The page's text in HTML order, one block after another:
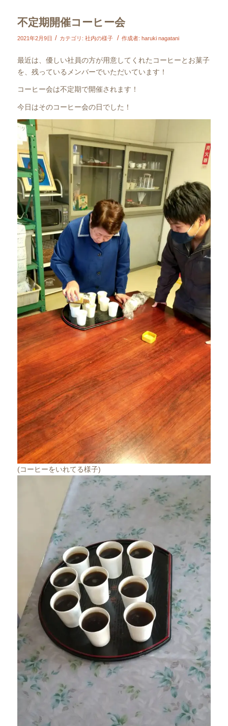
不定期開催コーヒー会
2021年2月9日 / カテゴリ: 社内の様子 / 作成者: haruki nagatani
最近は、優しい社員の方が用意してくれたコーヒーとお菓子
を、残っているメンバーでいただいています！
コーヒー会は不定期で開催されます！
今日はそのコーヒー会の日でした！
(コーヒーをいれてる様子)